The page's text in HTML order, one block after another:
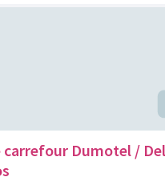
carrefour Dumotel /